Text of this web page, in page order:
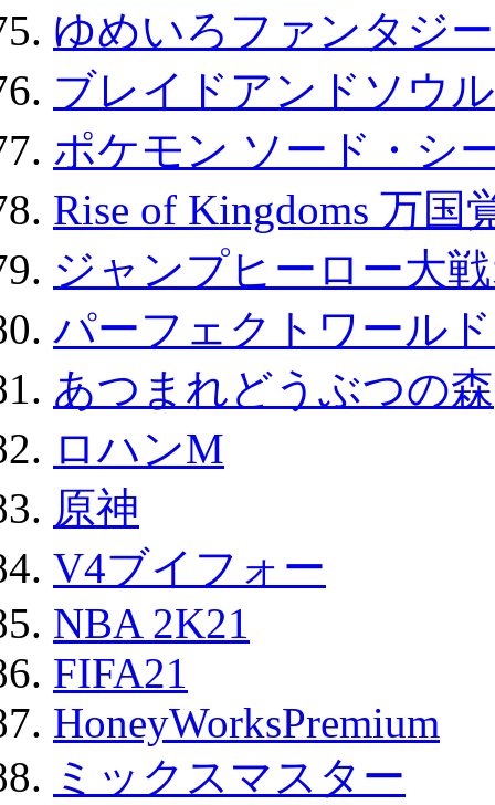
ゆめいろファンタジ
ブレイドアンドソウ
ポケモン ソード・シ
Rise of Kingdoms 万
ジャンプヒーロー大
パーフェクトワール
あつまれどうぶつの森
ロハンM
原神
V4ブイフォー
NBA 2K21
FIFA21
HoneyWorksPremium
ミックスマスター